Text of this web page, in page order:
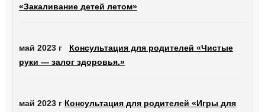
«Закаливание детей летом»
май 2023 г
Консультация для родителей «Чистые
руки — залог здоровья.»
май 2023 г Консультация для родителей «Игры для